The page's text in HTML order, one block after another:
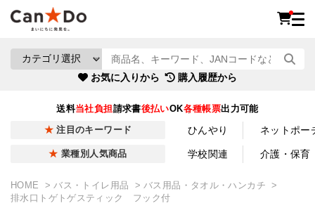
お気に入りから 購入履歴から
送料当社負担請求書後払いOK各種帳票出力可能
注目のキーワード ひんやり ネットポー
業種別人気商品 学校関連 介護・保育
HOME バス・トイレ用品
バス用品・タオル・ハンカチ
排水口トゲトゲスティック フック付